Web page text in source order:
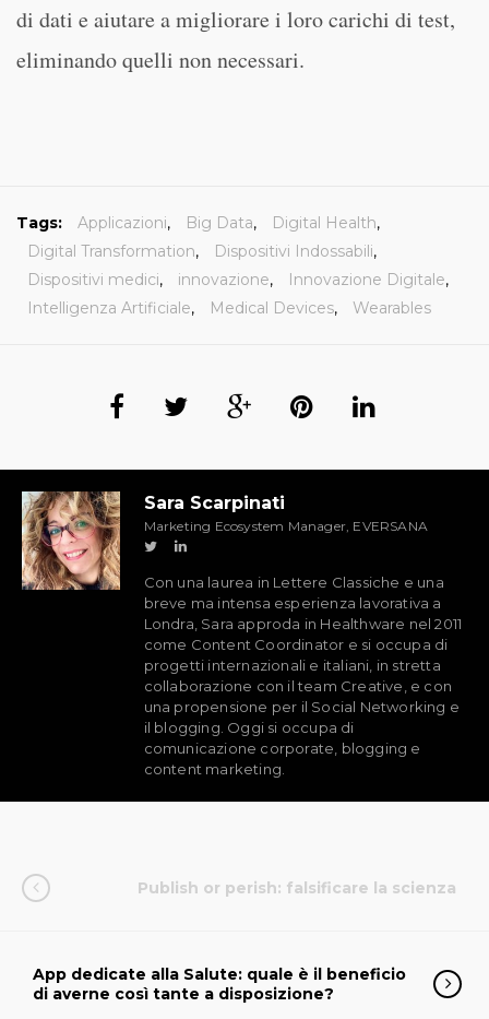
di dati e aiutare a migliorare i loro carichi di test,
eliminando quelli non necessari.
Tags: Applicazioni, Big Data, Digital Health,
Digital Transformation, Dispositivi Indossabili,
Dispositivi medici, innovazione, Innovazione Digitale,
Intelligenza Artificiale, Medical Devices, Wearables
Sara Scarpinati
Marketing Ecosystem Manager, EVERSANA
Con una laurea in Lettere Classiche e una
breve ma intensa esperienza lavorativa a
Londra, Sara approda in Healthware nel 2011
come Content Coordinator e si occupa di
progetti internazionali e italiani, in stretta
collaborazione con il team Creative, e con
una propensione per il Social Networking e
il blogging. Oggi si occupa di
comunicazione corporate, blogging e
content marketing.
Publish or perish: falsificare la scienza
App dedicate alla Salute: quale è il beneficio
di averne così tante a disposizione?